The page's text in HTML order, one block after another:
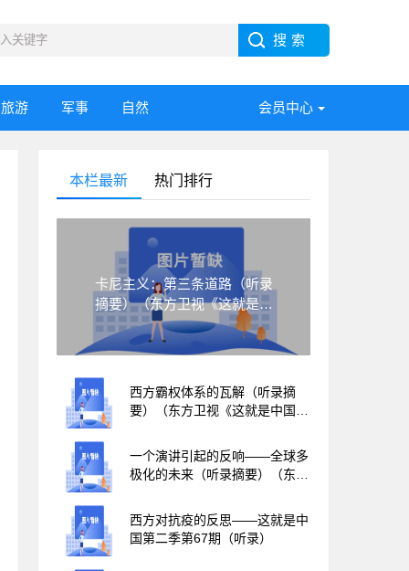
旅游 军事 自然 会员中心
本栏最新 热门排行
卡尼主义：第三条道路（听录
摘要）（东方卫视《这就是中
国》第323集）
西方霸权体系的瓦解（听录摘
要）（东方卫视《这就是中国》
一个演讲引起的反响——全球多
极化的未来（听录摘要）（东方
20240416）
西方对抗疫的反思——这就是中
国第二季第67期（听录）